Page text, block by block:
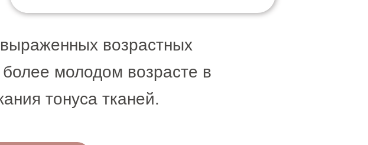
возрастных
молодом возрасте в
тонуса тканей.